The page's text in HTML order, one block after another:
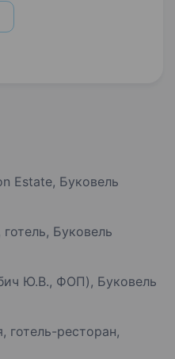
Estate, Буковель
готель, Буковель
Ю.В., ФОП), Буковель
готель-ресторан,